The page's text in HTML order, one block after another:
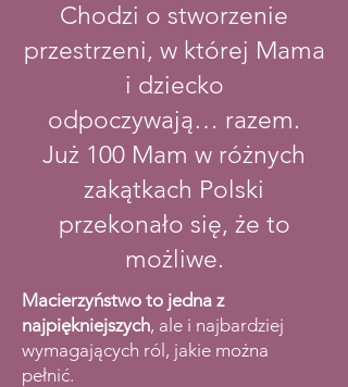
Chodzi o stworzenie
przestrzeni, w której Mama
i dziecko
odpoczywają… razem.
Już 100 Mam w różnych
zakątkach Polski
przekonało się, że to
możliwe.
Macierzyństwo to jedna z
najpiękniejszych, ale i najbardziej
wymagających ról, jakie można
pełnić.